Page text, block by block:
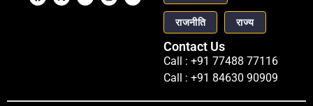
राजनीति राज्य
Contact Us
Call : +91 77488 77116
Call : +91 84630 90909